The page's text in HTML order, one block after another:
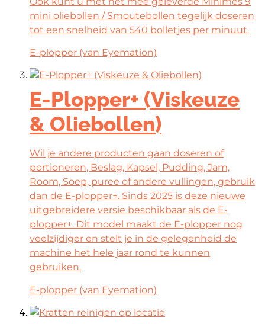
mini oliebollen / Smoutebollen tegelijk doseren
tot een snelheid van 540 bolletjes per minuut.
E-plopper (van Eyemation)
E-Plopper+ (Viskeuze
& Oliebollen)
Wil je andere producten gaan doseren of
portioneren, Beslag, Kapsel, Pudding, Jam,
Room, Soep, puree of andere vullingen, gebruik
dan de E-plopper+. Sinds 2025 is deze nieuwe
uitgebreidere versie beschikbaar als de E-
plopper+. Dit model maakt de E-plopper nog
veelzijdiger en stelt je in de gelegenheid de
machine het hele jaar rond te kunnen
gebruiken.
E-plopper (van Eyemation)